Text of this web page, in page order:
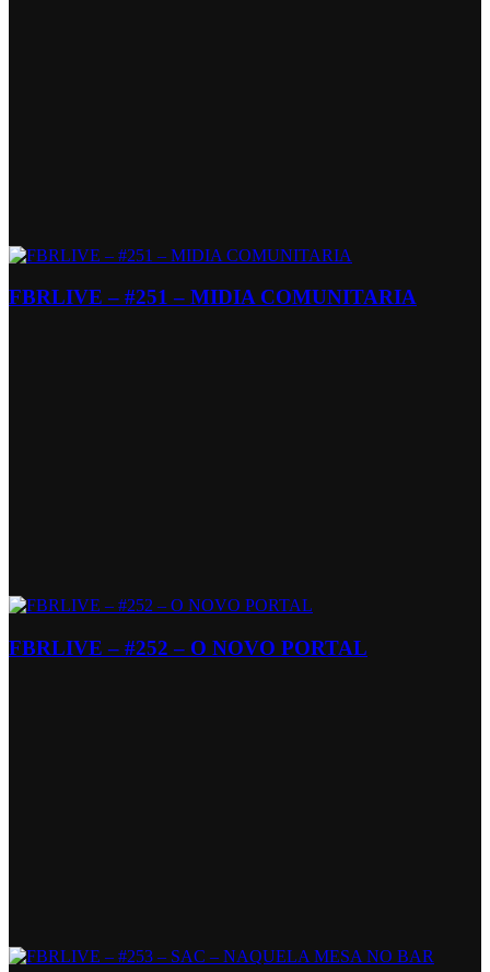
FBRLIVE – #251 – MIDIA COMUNITARIA
FBRLIVE – #252 – O NOVO PORTAL